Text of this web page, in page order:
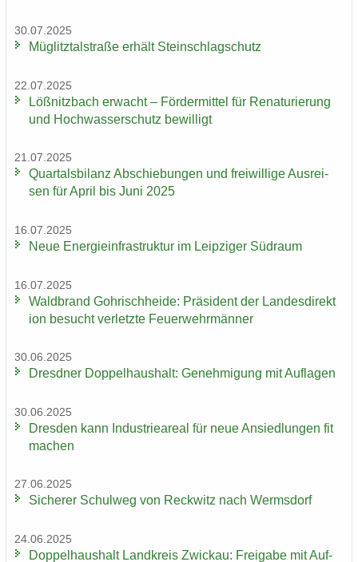
30.07.2025
Müg­litz­tal­stra­ße er­hält Stein­schlag­schutz
22.07.2025
Löß­nitz­bach er­wacht – För­der­mit­tel für Re­na­tu­rie­rung
und Hoch­was­ser­schutz be­wil­ligt
21.07.2025
Quar­tals­bi­lanz Ab­schie­bun­gen und frei­wil­li­ge Aus­rei­
sen für April bis Juni 2025
16.07.2025
Neue En­er­gie­in­fra­struk­tur im Leip­zi­ger Süd­raum
16.07.2025
Wald­brand Gohrisch­hei­de: Prä­si­dent der Lan­des­di­rek­t
i­on be­sucht ver­letz­te Feu­er­wehr­män­ner
30.06.2025
Dresd­ner Dop­pel­haus­halt: Ge­neh­mi­gung mit Auf­la­gen
30.06.2025
Dres­den kann In­dus­trie­are­al für neue An­sied­lun­gen fit
ma­chen
27.06.2025
Si­che­rer Schul­weg von Reck­witz nach Werms­dorf
24.06.2025
Dop­pel­haus­halt Land­kreis Zwi­ckau: Frei­ga­be mit Auf­